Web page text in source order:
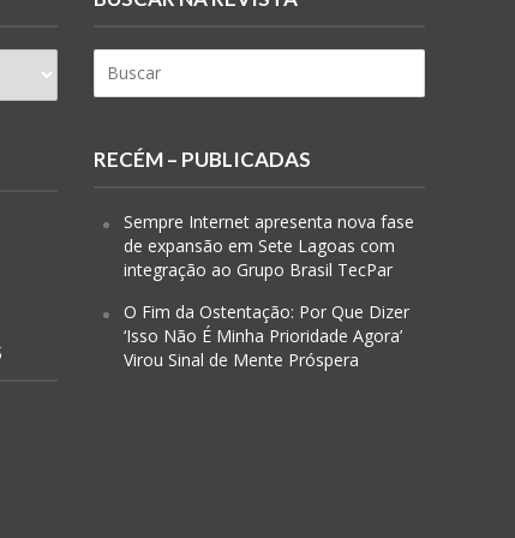
RECÉM – PUBLICADAS
Sempre Internet apresenta nova fase
de expansão em Sete Lagoas com
integração ao Grupo Brasil TecPar
O Fim da Ostentação: Por Que Dizer
‘Isso Não É Minha Prioridade Agora’
Virou Sinal de Mente Próspera